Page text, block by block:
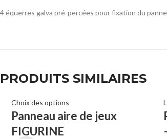
4 équerres galva pré-percées pour fixation du
PRODUITS SIMILAIRES
Choix des options
Panneau aire de jeux
FIGURINE